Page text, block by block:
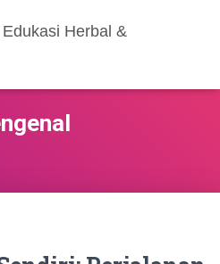
Herbal &